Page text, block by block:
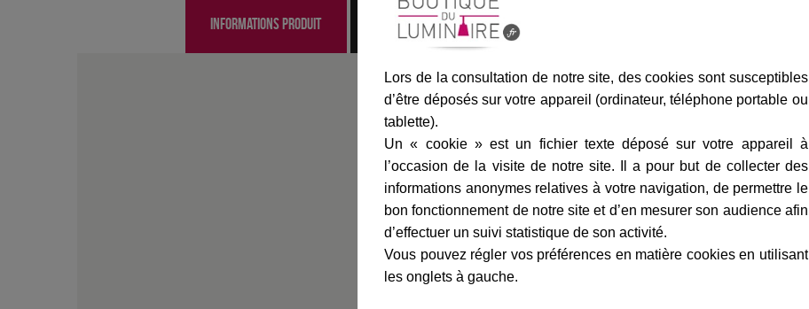
Informations produit marque
Fiche technique
Largeur en cm :
Hauteur en cm :
Profondeur en cm :
Matière :
Lors de la consultation de notre site, des cookies sont susceptibles
d’être déposés sur votre appareil (ordinateur, téléphone portable ou
tablette).
Un « cookie » est un fichier texte déposé sur votre appareil à
l’occasion de la visite de notre site. Il a pour but de collecter des
informations anonymes relatives à votre navigation, de permettre le
bon fonctionnement de notre site et d’en mesurer son audience afin
d’effectuer un suivi statistique de son activité.
Vous pouvez régler vos préférences en matière cookies en utilisant
les onglets à gauche.